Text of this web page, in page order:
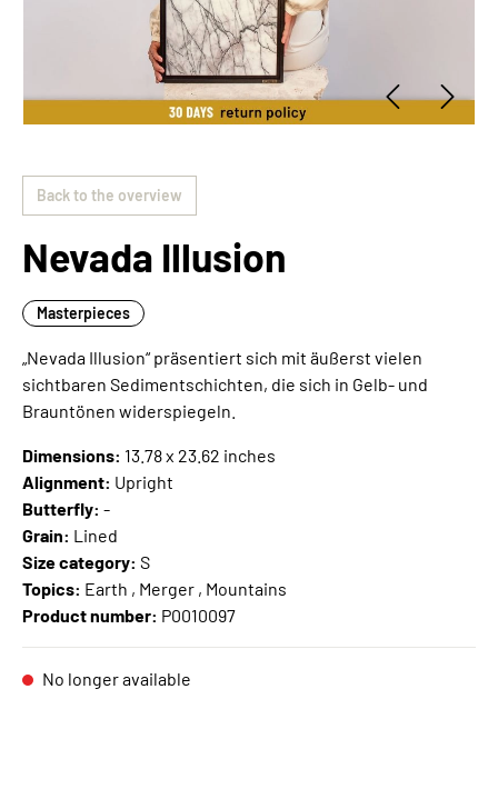
Back to the overview
Nevada Illusion
Masterpieces
„Nevada Illusion“ präsentiert sich mit äußerst vielen
sichtbaren Sedimentschichten, die sich in Gelb- und
Brauntönen widerspiegeln.
Dimensions: 13.78 x 23.62 inches
Alignment: Upright
Butterfly: -
Grain: Lined
Size category: S
Topics: Earth , Merger , Mountains
Product number: P0010097
No longer available